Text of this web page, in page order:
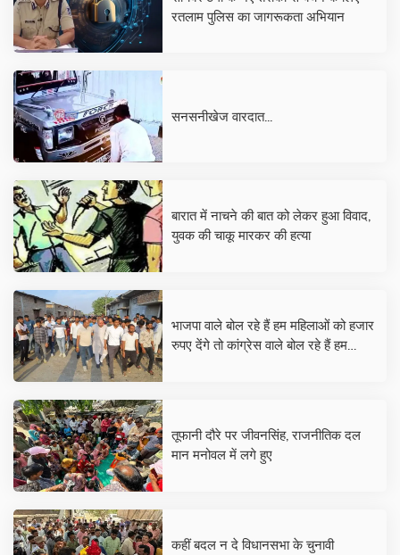
रतलाम पुलिस का जागरूकता अभियान
सनसनीखेज वारदात...
बारात में नाचने की बात को लेकर हुआ विवाद,
युवक की चाकू मारकर की हत्या
भाजपा वाले बोल रहे हैं हम महिलाओं को हजार
रुपए देंगे तो कांग्रेस वाले बोल रहे हैं हम
तूफानी दौरे पर जीवनसिंह, राजनीतिक दल
मान मनोवल में लगे हुए
कहीं बदल न दे विधानसभा के चुनावी